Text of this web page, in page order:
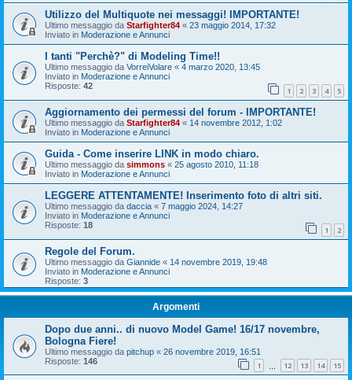
Utilizzo del Multiquote nei messaggi! IMPORTANTE!
Ultimo messaggio da Starfighter84 « 23 maggio 2014, 17:32
Inviato in Moderazione e Annunci
I tanti "Perchè?" di Modeling Time!!
Ultimo messaggio da VorreiVolare « 4 marzo 2020, 13:45
Inviato in Moderazione e Annunci
Risposte: 42 1 2 3 4 5
Aggiornamento dei permessi del forum - IMPORTANTE!
Ultimo messaggio da Starfighter84 « 14 novembre 2012, 1:02
Inviato in Moderazione e Annunci
Guida - Come inserire LINK in modo chiaro.
Ultimo messaggio da simmons « 25 agosto 2010, 11:18
Inviato in Moderazione e Annunci
LEGGERE ATTENTAMENTE! Inserimento foto di altri siti.
Ultimo messaggio da daccia « 7 maggio 2024, 14:27
Inviato in Moderazione e Annunci
Risposte: 18 1 2
Regole del Forum.
Ultimo messaggio da Giannide « 14 novembre 2019, 19:48
Inviato in Moderazione e Annunci
Risposte: 3
Argomenti
Dopo due anni.. di nuovo Model Game! 16/17 novembre,
Bologna Fiere!
Ultimo messaggio da pitchup « 26 novembre 2019, 16:51
Risposte: 146 1 12 13 14 15